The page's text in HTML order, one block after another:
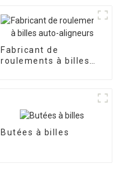
Fabricant de
roulements à billes
Butées à billes